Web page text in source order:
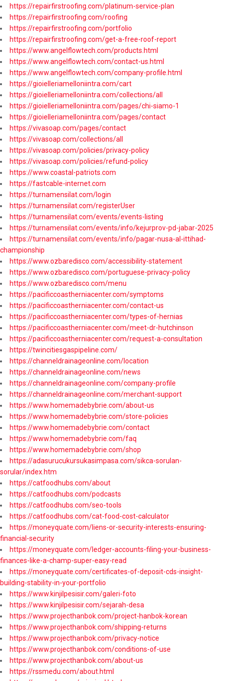
https://repairfirstroofing.com/platinum-service-plan
https://repairfirstroofing.com/roofing
https://repairfirstroofing.com/portfolio
https://repairfirstroofing.com/get-a-free-roof-report
https://www.angelflowtech.com/products.html
https://www.angelflowtech.com/contact-us.html
https://www.angelflowtech.com/company-profile.html
https://gioielleriamelloniintra.com/cart
https://gioielleriamelloniintra.com/collections/all
https://gioielleriamelloniintra.com/pages/chi-siamo-1
https://gioielleriamelloniintra.com/pages/contact
https://vivasoap.com/pages/contact
https://vivasoap.com/collections/all
https://vivasoap.com/policies/privacy-policy
https://vivasoap.com/policies/refund-policy
https://www.coastal-patriots.com
https://fastcable-internet.com
https://turnamensilat.com/login
https://turnamensilat.com/registerUser
https://turnamensilat.com/events/events-listing
https://turnamensilat.com/events/info/kejurprov-pd-jabar-2025
https://turnamensilat.com/events/info/pagar-nusa-al-ittihad-
championship
https://www.ozbaredisco.com/accessibility-statement
https://www.ozbaredisco.com/portuguese-privacy-policy
https://www.ozbaredisco.com/menu
https://pacificcoastherniacenter.com/symptoms
https://pacificcoastherniacenter.com/contact-us
https://pacificcoastherniacenter.com/types-of-hernias
https://pacificcoastherniacenter.com/meet-dr-hutchinson
https://pacificcoastherniacenter.com/request-a-consultation
https://twincitiesgaspipeline.com/
https://channeldrainageonline.com/location
https://channeldrainageonline.com/news
https://channeldrainageonline.com/company-profile
https://channeldrainageonline.com/merchant-support
https://www.homemadebybrie.com/about-us
https://www.homemadebybrie.com/store-policies
https://www.homemadebybrie.com/contact
https://www.homemadebybrie.com/faq
https://www.homemadebybrie.com/shop
https://adasurucukursukasimpasa.com/sikca-sorulan-
sorular/index.htm
https://catfoodhubs.com/about
https://catfoodhubs.com/podcasts
https://catfoodhubs.com/seo-tools
https://catfoodhubs.com/cat-food-cost-calculator
https://moneyquate.com/liens-or-security-interests-ensuring-
financial-security
https://moneyquate.com/ledger-accounts-filing-your-business-
finances-like-a-champ-super-easy-read
https://moneyquate.com/certificates-of-deposit-cds-insight-
building-stability-in-your-portfolio
https://www.kinjilpesisir.com/galeri-foto
https://www.kinjilpesisir.com/sejarah-desa
https://www.projecthanbok.com/project-hanbok-korean
https://www.projecthanbok.com/shipping-returns
https://www.projecthanbok.com/privacy-notice
https://www.projecthanbok.com/conditions-of-use
https://www.projecthanbok.com/about-us
https://rssmedu.com/about.html